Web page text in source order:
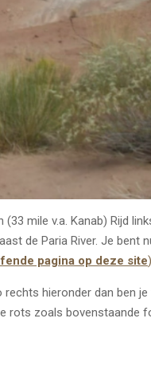
mile v.a. Kanab) Rijd
de Paria River. Je bent
pagina op deze site)
hieronder dan ben
rots zoals bovenstaande